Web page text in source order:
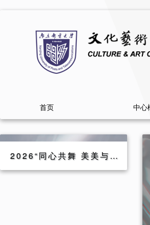
首页 中心
2026“同心共舞 美美与共”主题舞蹈比赛通知